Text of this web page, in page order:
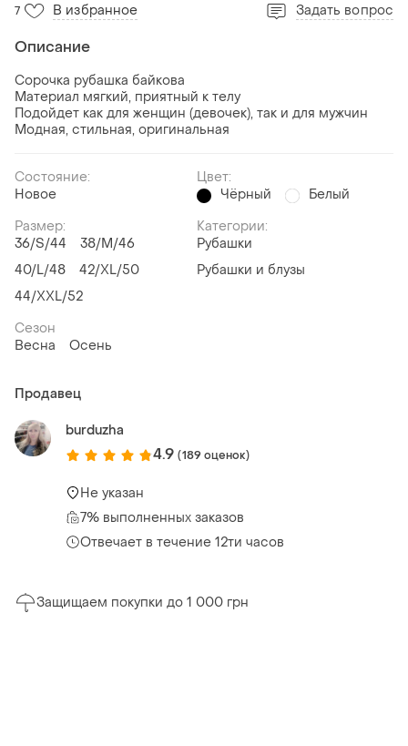
7 В избранное Задать вопрос
Описание
Сорочка рубашка байкова
Материал мягкий, приятный к телу
Подойдет как для женщин (девочек), так и для мужчин
Модная, стильная, оригинальная
Состояние:
Новое
Цвет:
Чёрный
Белый
Размер:
36/S/44
38/M/46
40/L/48
42/XL/50
44/XXL/52
Категории:
Рубашки
Рубашки и блузы
Сезон
Весна
Осень
Продавец
burduzha
4.9 (189 оценок)
Не указан
7% выполненных заказов
Отвечает в течение 12ти часов
Защищаем покупки до 1 000 грн